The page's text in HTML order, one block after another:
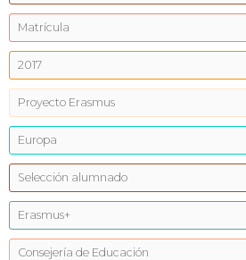
Matrícula
2017
Proyecto Erasmus
Europa
Selección alumnado
Erasmus+
Consejería de Educación